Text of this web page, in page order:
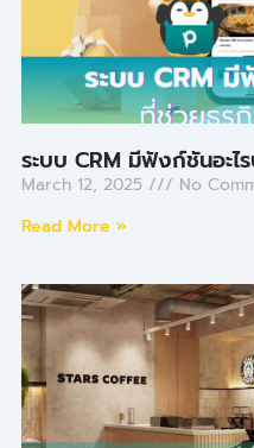
ระบบ CRM มีฟังก์ชันอะไ
March 12, 2025
No
Read More »